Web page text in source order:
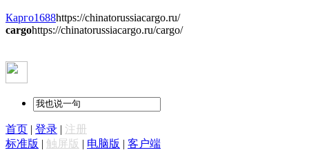
Карго1688https://chinatorussiacargo.ru/
cargohttps://chinatorussiacargo.ru/cargo/
首页 | 登录 | 注册
标准版 | 触屏版 | 电脑版 | 客户端